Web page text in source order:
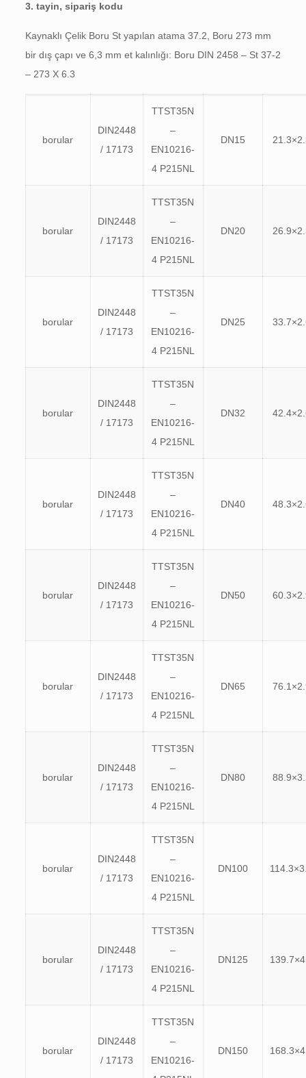
3. tayin, sipariş kodu
Kaynaklı Çelik Boru St yapılan atama 37.2, Boru 273 mm
bir dış çapı ve 6,3 mm et kalınlığı: Boru DIN 2458 – St 37-2
– 273 X 6.3
borular
DIN2448
/ 17173
TTST35N
–
EN10216-
4 P215NL
DN15
borular
DIN2448
/ 17173
TTST35N
–
EN10216-
4 P215NL
DN20
borular
DIN2448
/ 17173
TTST35N
–
EN10216-
4 P215NL
DN25
borular
DIN2448
/ 17173
TTST35N
–
EN10216-
4 P215NL
DN32
borular
DIN2448
/ 17173
TTST35N
–
EN10216-
4 P215NL
DN40
borular
DIN2448
/ 17173
TTST35N
–
EN10216-
4 P215NL
DN50
borular
DIN2448
/ 17173
TTST35N
–
EN10216-
4 P215NL
DN65
borular
DIN2448
/ 17173
TTST35N
–
EN10216-
4 P215NL
DN80
borular
DIN2448
/ 17173
TTST35N
–
EN10216-
4 P215NL
DN100
borular
DIN2448
/ 17173
TTST35N
–
EN10216-
4 P215NL
DN125
borular
DIN2448
/ 17173
TTST35N
–
EN10216-
DN150